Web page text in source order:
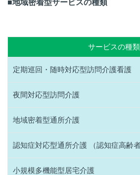
■地域密着型サービスの種類
サービスの種類
定期巡回・随時対応型訪問介護看護
夜間対応型訪問介護
地域密着型通所介護
認知症対応型通所介護 （認知症高齢
小規模多機能型居宅介護